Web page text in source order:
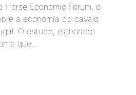
Horse Economic Forum, o
a economia do cavalo
O estudo, elaborado
e que…